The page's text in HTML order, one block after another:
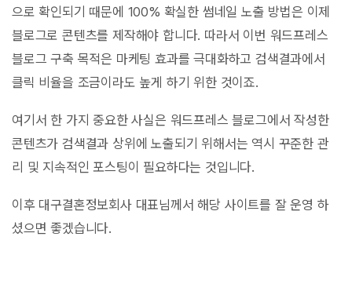
으로 확인되기 때문에 100% 확실한 썸네일 노출 방법은 이제
블로그로 콘텐츠를 제작해야 합니다. 따라서 이번 워드프레스
블로그 구축 목적은 마케팅 효과를 극대화하고 검색결과에서
클릭 비율을 조금이라도 높게 하기 위한 것이죠.
여기서 한 가지 중요한 사실은 워드프레스 블로그에서 작성한
콘텐츠가 검색결과 상위에 노출되기 위해서는 역시 꾸준한 관
리 및 지속적인 포스팅이 필요하다는 것입니다.
이후 대구결혼정보회사 대표님께서 해당 사이트를 잘 운영 하
셨으면 좋겠습니다.